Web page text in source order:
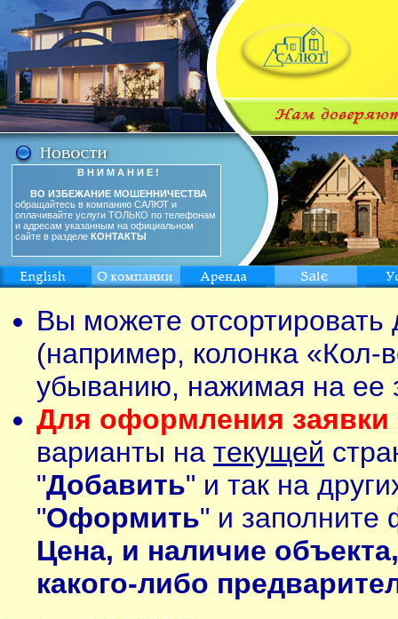
В Н И М А Н И Е !
ВО ИЗБЕЖАНИЕ МОШЕННИЧЕСТВА
обращайтесь в компанию САЛЮТ и
оплачивайте услуги ТОЛЬКО по телефонам
и адресам указанным на официальном
сайте в разделе КОНТАКТЫ
Вы можете
(например, колонка «Кол-
убыванию, нажимая на ее
Для оформления заявки
варианты на текущей
"Добавить" и так на
"Оформить" и заполните
Цена, и наличие
какого-либо